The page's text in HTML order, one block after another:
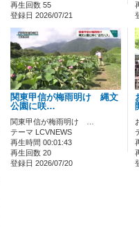
再生回数 55
登録日 2026/07/21
関東甲信が梅雨明け 縄文
公園に咲…
関東甲信が梅雨明け …
テーマ LCVNEWS
再生時間 00:01:43
再生回数 20
登録日 2026/07/20